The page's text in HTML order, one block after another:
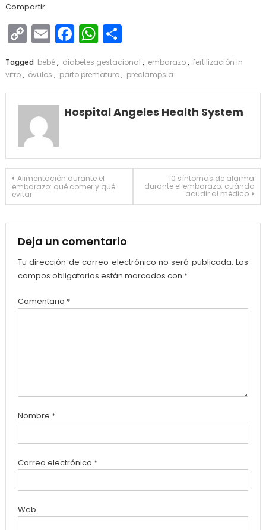
Compartir:
Copy
Link
EmailFacebook
WhatsApp
Compartir
Tagged bebé, diabetes gestacional , embarazo, fertilización in
vitro, óvulos , parto prematuro, preclampsia
Hospital Angeles Health System
Navegación
de
entradas
Alimentación durante el
embarazo: qué comer y qué
evitar
10 síntomas de alarma
durante el embarazo: cuándo
acudir al médico
Deja un comentario
Tu dirección de correo electrónico no será publicada. Los
campos obligatorios están marcados con *
Comentario *
Nombre *
Correo electrónico *
Web